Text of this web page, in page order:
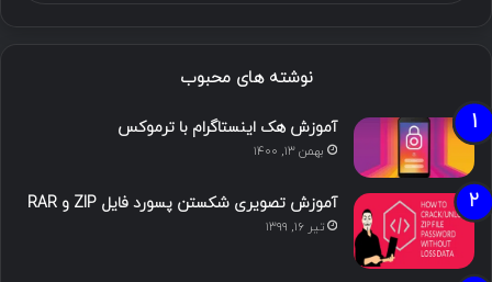
نوشته های محبوب
آموزش هک اینستاگرام با ترموکس
بهمن ۱۳, ۱۴۰۰
آموزش تصویری شکستن پسورد فایل ZIP و RAR
تیر ۱۶, ۱۳۹۹